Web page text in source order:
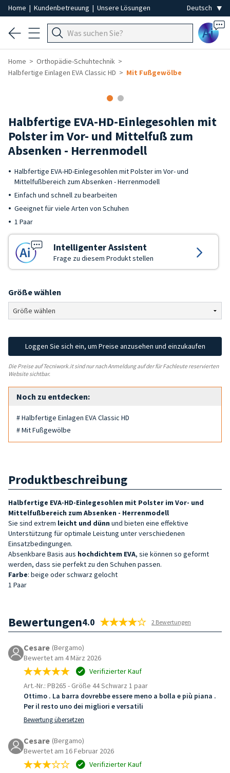
Home | Kundenbetreuung | Unsere Lösungen
Ai
Home
Orthopädie-Schuhtechnik
Halbfertige Einlagen EVA Classic HD
Mit Fußgewölbe
Halbfertige EVA-HD-Einlegesohlen mit
Polster im Vor- und Mittelfuß zum
Absenken - Herrenmodell
Halbfertige EVA-HD-Einlegesohlen mit Polster im Vor- und
Mittelfußbereich zum Absenken - Herrenmodell
Einfach und schnell zu bearbeiten
Geeignet für viele Arten von Schuhen
1 Paar
Intelligenter Assistent
Frage zu diesem Produkt stellen
Größe wählen
Loggen Sie sich ein, um Preise anzusehen und einzukaufen
Die Preise auf Tecniwork.it sind nur nach Anmeldung auf der für Fachleute reservierten
Website sichtbar.
Noch zu entdecken:
# Halbfertige Einlagen EVA Classic HD
# Mit Fußgewölbe
Produktbeschreibung
Halbfertige EVA-HD-Einlegesohlen mit Polster im Vor- und
Mittelfußbereich zum Absenken - Herrenmodell
Sie sind extrem leicht und dünn und bieten eine effektive
Unterstützung für optimale Leistung unter verschiedenen
Einsatzbedingungen.
Absenkbare Basis aus hochdichtem EVA, sie können so geformt
werden, dass sie perfekt zu den Schuhen passen.
Farbe: beige oder schwarz gelocht
1 Paar
Bewertungen4.0 2 Bewertungen
Cesare (Bergamo)
Bewertet am 4 März 2026
Verifizierter Kauf
Art.-Nr.: PB265 - Größe 44 Schwarz 1 paar
Ottimo . La barra dovrebbe essere meno a bolla e più piana .
Per il resto uno dei migliori e versatili
Bewertung übersetzen
Cesare (Bergamo)
Bewertet am 16 Februar 2026
Verifizierter Kauf